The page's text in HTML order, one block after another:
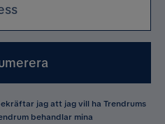
jag att jag vill ha Trendrums
behandlar mina